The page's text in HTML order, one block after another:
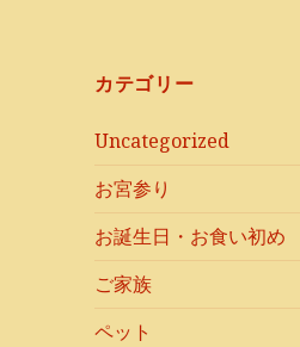
カテゴリー
Uncategorized
お宮参り
お誕生日・お食い初め
ご家族
ペット